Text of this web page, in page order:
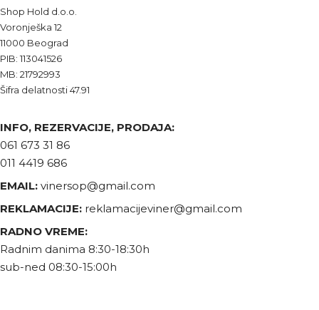
Shop Hold d.o.o.
Voronješka 12
11000 Beograd
PIB: 113041526
MB: 21792993
Šifra delatnosti 47.91
INFO, REZERVACIJE, PRODAJA:
061 673 31 86
011 4419 686
EMAIL: vinersop@gmail.com
REKLAMACIJE: reklamacijeviner@gmail.com
RADNO VREME:
Radnim danima 8:30-18:30h
sub-ned 08:30-15:00h